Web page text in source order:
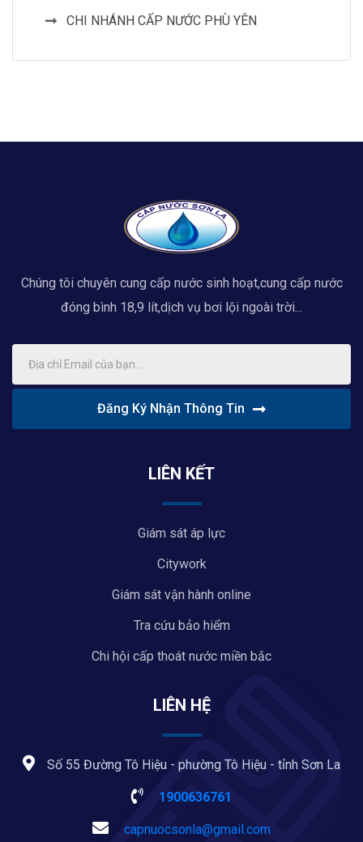
CHI NHÁNH CẤP NƯỚC PHÙ YÊN
Chúng tôi chuyên cung cấp nước sinh hoạt,cung cấp nước
đóng bình 18,9 lít,dịch vụ bơi lội ngoài trời...
Đăng Ký Nhận Thông Tin
LIÊN KẾT
Giám sát áp lực
Citywork
Giám sát vận hành online
Tra cứu bảo hiểm
Chi hội cấp thoát nước miền bắc
LIÊN HỆ
Số 55 Đường Tô Hiệu - phường Tô Hiệu - tỉnh Sơn La
1900636761
capnuocsonla@gmail.com